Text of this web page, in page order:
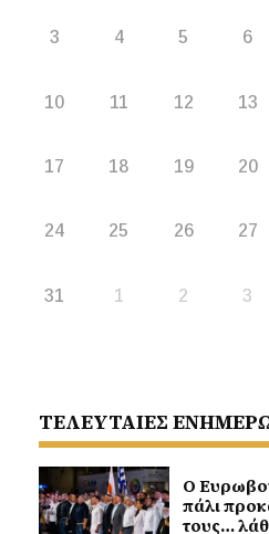
3 4 5 6
10 11 12 13
17 18 19 20
24 25 26 27
31 1 2 3
ΤΕΛΕΥΤΑΙΕΣ
Ο
πάλι
τους…